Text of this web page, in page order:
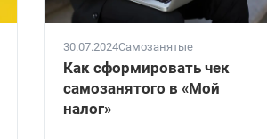
30.07.2024Самозанятые
Как сформировать чек
самозанятого в «Мой
налог»